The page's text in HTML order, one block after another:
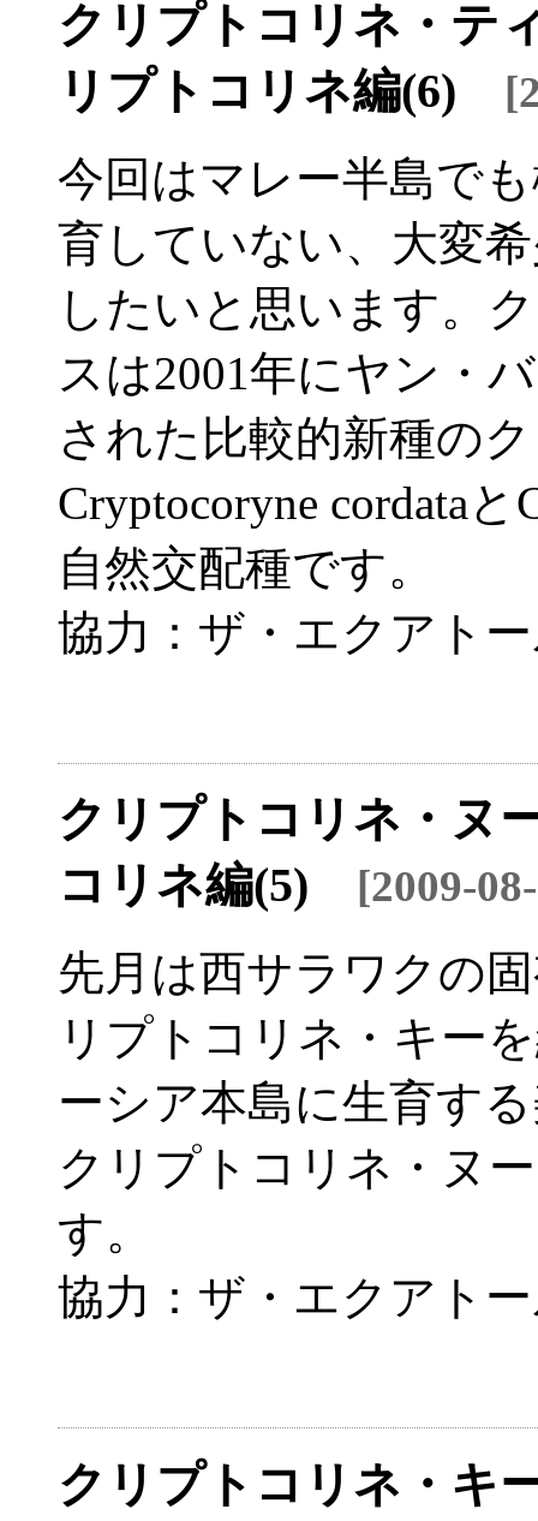
クリプトコリネ・テ
リプトコリネ編(6)
今回はマレー半島で
育していない、大変
したいと思います。
スは2001年にヤン・
された比較的新種の
Cryptocoryne cordata
自然交配種です。
協力：ザ・エクアト
クリプトコリネ・ヌ
コリネ編(5) [2009-
先月は西サラワクの
リプトコリネ・キー
ーシア本島に生育す
クリプトコリネ・ヌ
す。
協力：ザ・エクアト
クリプトコリネ・キ